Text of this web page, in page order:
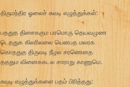
திருமந்திர ஓலைச் சுவடி எழுத்துக்கள்:
பததுத திசைககும பரமொரு தெயவமுண
டெததுக கிலரிலலை யெனபத மலரக
கொததுத திருவடி நீழல சரணெனத
தததும வினைககடல சாராது காணுமெ.
சுவடி எழுத்துக்களை பதம் பிரித்தது: